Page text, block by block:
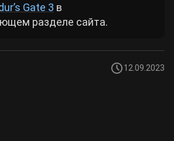
Gate 3 в
разделе сайта.
12.09.2023